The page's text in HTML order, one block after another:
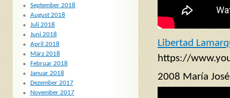
Libertad
https://
2008 María
September 2018
August 2018
Juli 2018
Juni 2018
April 2018
März 2018
Februar 2018
Januar 2018
Dezember 2017
November 2017